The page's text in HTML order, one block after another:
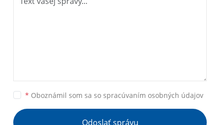
* Oboznámil som sa so spracúvaním osobných údajov
Odoslať správu